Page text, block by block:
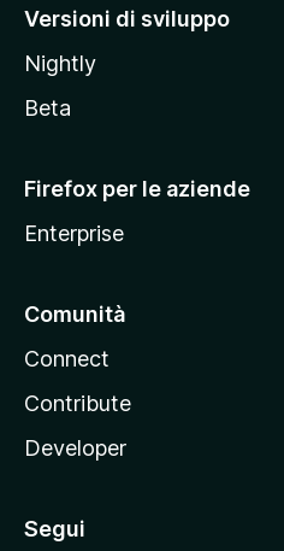
M
z
i
a
Versioni di sviluppo
Nightly
Beta
Firefox per le aziende
Enterprise
Comunità
Connect
Contribute
Developer
Segui